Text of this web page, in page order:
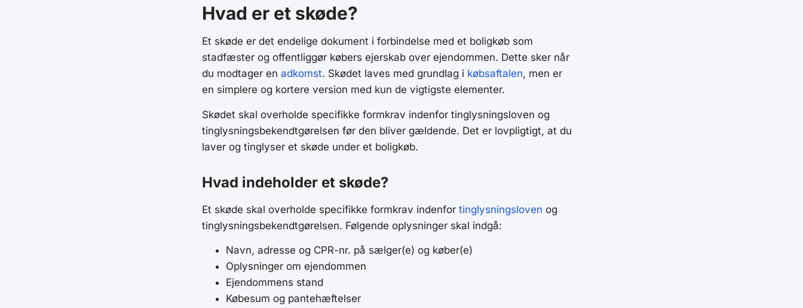
Hvad er et skøde?
Et skøde er det endelige dokument i forbindelse med et boligkøb som
stadfæster og offentliggør købers ejerskab over ejendommen. Dette sker når
du modtager en adkomst. Skødet laves med grundlag i købsaftalen, men er
en simplere og kortere version med kun de vigtigste elementer.
Skødet skal overholde specifikke formkrav indenfor tinglysningsloven og
tinglysningsbekendtgørelsen før den bliver gældende. Det er lovpligtigt, at du
laver og tinglyser et skøde under et boligkøb.
Hvad indeholder et skøde?
Et skøde skal overholde specifikke formkrav indenfor tinglysningsloven og
tinglysningsbekendtgørelsen. Følgende oplysninger skal indgå:
Navn, adresse og CPR-nr. på sælger(e) og køber(e)
Oplysninger om ejendommen
Ejendommens stand
Købesum og pantehæftelser